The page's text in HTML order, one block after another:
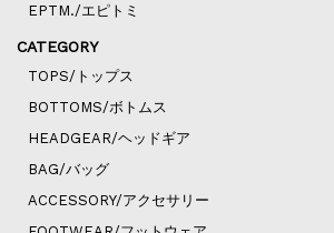
EPTM./エピトミ
CATEGORY
TOPS/トップス
BOTTOMS/ボトムス
HEADGEAR/ヘッドギア
BAG/バッグ
ACCESSORY/アクセサリー